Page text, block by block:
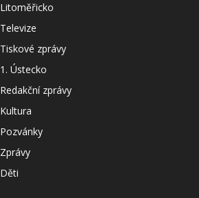
Litoměřicko
Televize
Tiskové zprávy
1. Ústecko
Redakční zprávy
Kultura
Pozvánky
Zprávy
Děti